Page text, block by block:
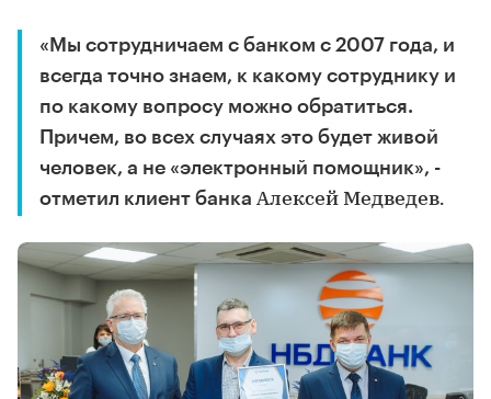
«Мы сотрудничаем с банком с 2007 года, и
всегда точно знаем, к какому сотруднику и
по какому вопросу можно обратиться.
Причем, во всех случаях это будет живой
человек, а не «электронный помощник», -
отметил клиент банка Алексей Медведев.